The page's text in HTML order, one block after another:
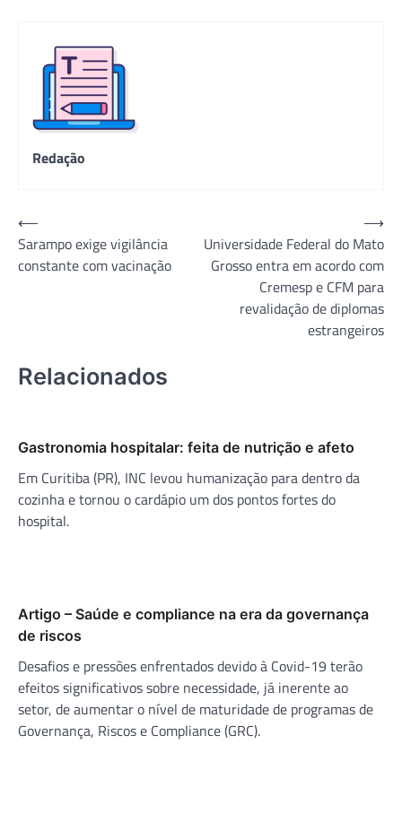
Redação
Navegação
de
Post
⟵
Sarampo exige vigilância
constante com vacinação
Universidade Federal do Mato
Grosso entra em acordo com
Cremesp e CFM para
revalidação de diplomas
estrangeiros
⟶
Relacionados
Gastronomia hospitalar: feita de nutrição e afeto
Em Curitiba (PR), INC levou humanização para dentro da
cozinha e tornou o cardápio um dos pontos fortes do
hospital.
Artigo – Saúde e compliance na era da governança
de riscos
Desafios e pressões enfrentados devido à Covid-19 terão
efeitos significativos sobre necessidade, já inerente ao
setor, de aumentar o nível de maturidade de programas de
Governança, Riscos e Compliance (GRC).